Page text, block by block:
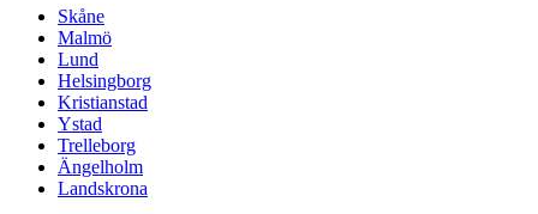
Skåne
Malmö
Lund
Helsingborg
Kristianstad
Ystad
Trelleborg
Ängelholm
Landskrona